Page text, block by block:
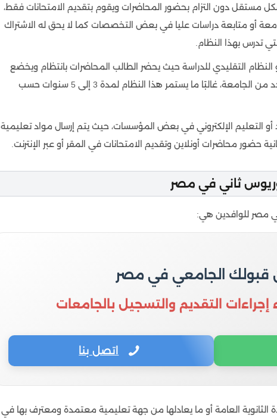
الثاني من الجامعات المصرية
مستقل دون التزام بحضور المحاضرات ويقوم بتقديم الامتحانات فقط،
أو متابعة دراسات عليا في بعض التخصصات كما لا يحق له الاشتراك
تدرس بهذا النظام.
النظام التقليدي للدراسة حيث يحضر الطالب المحاضرات بانتظام ويخضع
للامتحانات حسب الجدول الزمني المحدد من الجامعة، غالبًا ما يستمر هذا النظام لمدة 3 إلى 5 سنوات حسب
التعليم الإلكتروني في بعض المؤسسات، حيث يتم إرسال مواد تعليمية
حضور محاضرات أونلاين وتقديم الامتحانات في المقر أو عبر الإنترنت.
ثاني في مصر
مصر للوافدين هي:
قبولك الجامعي في مصر
التقديم والتسجيل بالجامعات
اتصل بنا
العامة أو ما يعادلها من جهة تعليمية معتمدة ومعترف بها في